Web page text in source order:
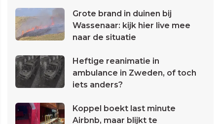
Grote brand in duinen bij
Wassenaar: kijk hier live mee
naar de situatie
Heftige reanimatie in
ambulance in Zweden, of toch
iets anders?
Koppel boekt last minute
Airbnb, maar blijkt te